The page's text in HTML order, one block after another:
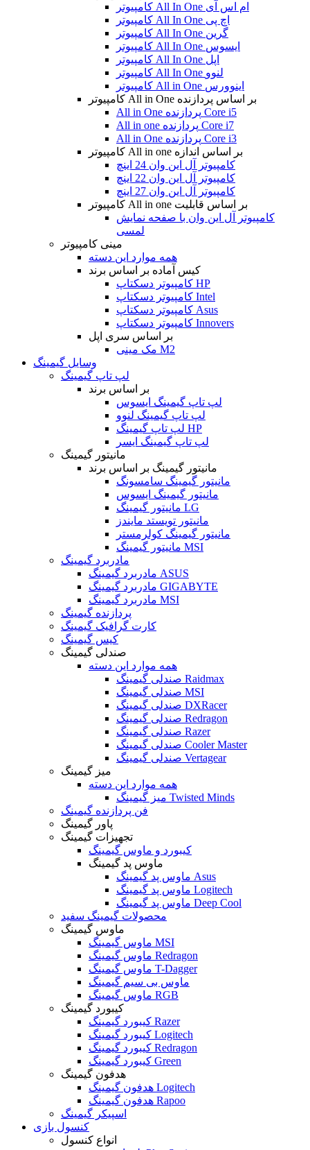
کامپیوتر All In One ام اس آی
کامپیوتر All In One اچ پی
کامپیوتر All In One گرین
کامپیوتر All In One ایسوس
کامپیوتر All In One اپل
کامپیوتر All In One لنوو
کامپیوتر All in One اینوورس
کامپیوتر All in One بر اساس پردازنده
All in One پردازنده Core i5
All in one پردازنده Core i7
All in One پردازنده Core i3
کامپیوتر All in one بر اساس اندازه
کامپیوتر آل این وان 24 اینچ
کامپیوتر آل این وان 22 اینچ
کامپیوتر آل این وان 27 اینچ
کامپیوتر All in one بر اساس قابلیت
کامپیوتر آل این وان با صفحه نمایش
لمسی
مینی کامپیوتر
همه موارد این دسته
کیس آماده بر اساس برند
کامپیوتر دسکتاپ HP
کامپیوتر دسکتاپ Intel
کامپیوتر دسکتاپ Asus
کامپیوتر دسکتاپ Innovers
بر اساس سری اپل
مک مینی M2
وسایل گیمینگ
لپ تاپ گیمینگ
بر اساس برند
لپ تاپ گیمینگ ایسوس
لپ تاپ گیمینگ لنوو
لپ تاپ گیمینگ HP
لپ تاپ گیمینگ ایسر
مانیتور گیمینگ
مانیتور گیمینگ بر اساس برند
مانیتور گیمینگ سامسونگ
مانیتور گیمینگ ایسوس
مانیتور گیمینگ LG
مانیتور تویستد مایندز
مانیتور گیمینگ کولرمستر
مانیتور گیمینگ MSI
مادربرد گیمینگ
مادربرد گیمینگ ASUS
مادربرد گیمینگ GIGABYTE
مادربرد گیمینگ MSI
پردازنده گیمینگ
کارت گرافیک گیمینگ
کیس گیمینگ
صندلی گیمینگ
همه موارد این دسته
صندلی گیمینگ Raidmax
صندلی گیمینگ MSI
صندلی گیمینگ DXRacer
صندلی گیمینگ Redragon
صندلی گیمینگ Razer
صندلی گیمینگ Cooler Master
صندلی گیمینگ Vertagear
میز گیمینگ
همه موارد این دسته
میز گیمینگ Twisted Minds
فن پردازنده گیمینگ
پاور گیمینگ
تجهیزات گیمینگ
کیبورد و ماوس گیمینگ
ماوس پد گیمینگ
ماوس پد گیمینگ Asus
ماوس پد گیمینگ Logitech
ماوس پد گیمینگ Deep Cool
محصولات گیمینگ سفید
ماوس گیمینگ
ماوس گیمینگ MSI
ماوس گیمینگ Redragon
ماوس گیمینگ T-Dagger
ماوس بی سیم گیمینگ
ماوس گیمینگ RGB
کیبورد گیمینگ
کیبورد گیمینگ Razer
کیبورد گیمینگ Logitech
کیبورد گیمینگ Redragon
کیبورد گیمینگ Green
هدفون گیمینگ
هدفون گیمینگ Logitech
هدفون گیمینگ Rapoo
اسپیکر گیمینگ
کنسول بازی
انواع کنسول